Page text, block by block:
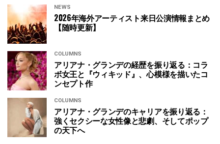
NEWS
2026年海外アーティスト来日公演情報まとめ
【随時更新】
COLUMNS
アリアナ・グランデの経歴を振り返る：コラ
ボ女王と『ウィキッド』、心模様を描いたコ
ンセプト作
COLUMNS
アリアナ・グランデのキャリアを振り返る：
強くセクシーな女性像と悲劇、そしてポップ
の天下へ